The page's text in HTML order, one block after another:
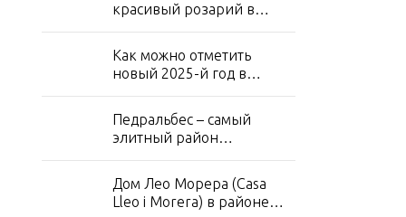
красивый розарий в
Как можно отметить
новый 2025-й год в
Педральбес – самый
элитный район
Дом Лео Морера (Casa
Lleo i Morera) в районе